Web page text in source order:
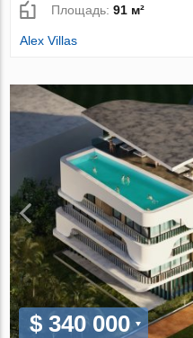
Площадь:91 м²
Alex Villas
$ 340 000